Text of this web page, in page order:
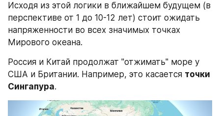
Исходя из этой логики в ближайшем будущем (в
перспективе от 1 до 10-12 лет) стоит ожидать
напряженности во всех значимых точках
Мирового океана.
Россия и Китай продолжат "отжимать" море у
США и Британии. Например, это касается точки
Сингапура.